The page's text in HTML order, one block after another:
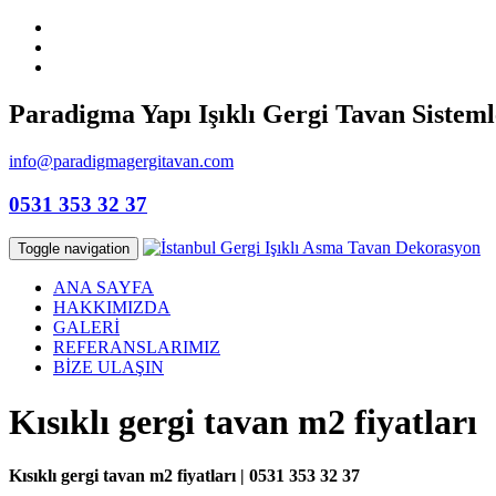
Paradigma Yapı Işıklı Gergi Tavan
info@paradigmagergitavan.com
0531 353 32 37
Toggle navigation
ANA SAYFA
HAKKIMIZDA
GALERİ
REFERANSLARIMIZ
BİZE ULAŞIN
Kısıklı gergi tavan m2 fiyatları
Kısıklı gergi tavan m2 fiyatları | 0531 353 32 37